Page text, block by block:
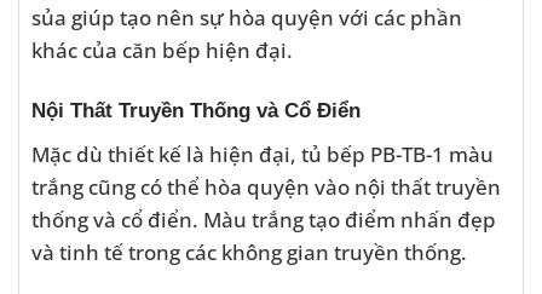
sủa giúp tạo nên sự hòa quyện với các phần
khác của căn bếp hiện đại.
Nội Thất Truyền Thống và Cổ Điển
Mặc dù thiết kế là hiện đại, tủ bếp PB-TB-1 màu
trắng cũng có thể hòa quyện vào nội thất truyền
thống và cổ điển. Màu trắng tạo điểm nhấn đẹp
và tinh tế trong các không gian truyền thống.